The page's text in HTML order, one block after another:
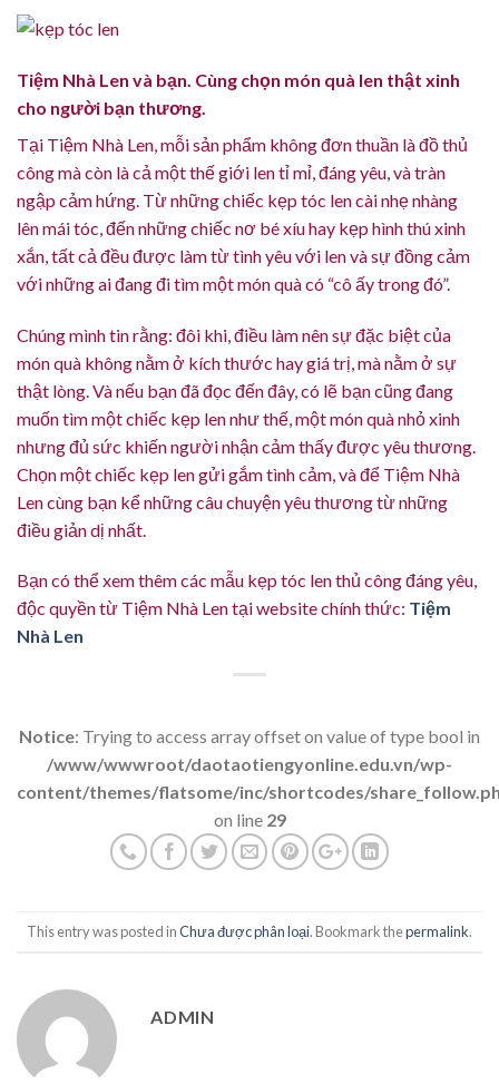
Tiệm Nhà Len và bạn. Cùng chọn món quà len thật xinh
cho người bạn thương.
Tại Tiệm Nhà Len, mỗi sản phẩm không đơn thuần là đồ thủ
công mà còn là cả một thế giới len tỉ mỉ, đáng yêu, và tràn
ngập cảm hứng. Từ những chiếc kẹp tóc len cài nhẹ nhàng
lên mái tóc, đến những chiếc nơ bé xíu hay kẹp hình thú xinh
xắn, tất cả đều được làm từ tình yêu với len và sự đồng cảm
với những ai đang đi tìm một món quà có “cô ấy trong đó”.
Chúng mình tin rằng: đôi khi, điều làm nên sự đặc biệt của
món quà không nằm ở kích thước hay giá trị, mà nằm ở sự
thật lòng. Và nếu bạn đã đọc đến đây, có lẽ bạn cũng đang
muốn tìm một chiếc kẹp len như thế, một món quà nhỏ xinh
nhưng đủ sức khiến người nhận cảm thấy được yêu thương.
Chọn một chiếc kẹp len gửi gắm tình cảm, và để Tiệm Nhà
Len cùng bạn kể những câu chuyện yêu thương từ những
điều giản dị nhất.
Bạn có thể xem thêm các mẫu kẹp tóc len thủ công đáng yêu,
độc quyền từ Tiệm Nhà Len tại website chính thức: Tiệm
Nhà Len
Notice: Trying to access array offset on value of type bool in
/www/wwwroot/daotaotiengyonline.edu.vn/wp-
content/themes/flatsome/inc/shortcodes/
on line 29
This entry was posted inChưa được phân loại. Bookmark thepermalink.
ADMIN